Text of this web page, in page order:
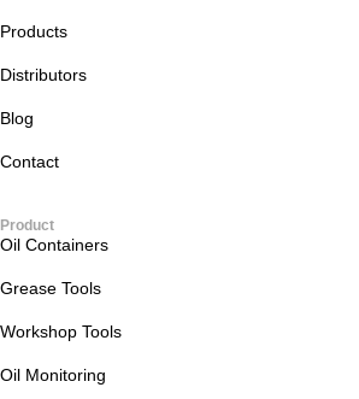
Products
Distributors
Blog
Contact
Product
Oil Containers
Grease Tools
Workshop Tools
Oil Monitoring